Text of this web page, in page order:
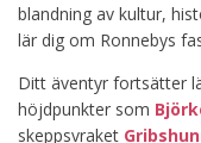
blandning av kultur,
lär dig om Ronnebys
Ditt äventyr fortsätter
höjdpunkter som
skeppsvraket